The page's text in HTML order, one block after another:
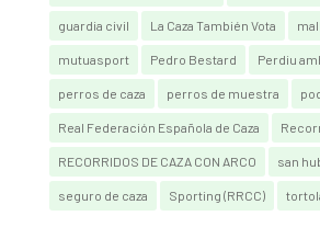
guardia civil La Caza También Vota
mutuasport Pedro Bestard Perdiu
perros de caza perros de muestra
Real Federación Española de Caza
RECORRIDOS DE CAZA CON ARCO san
seguro de caza Sporting (RRCC)